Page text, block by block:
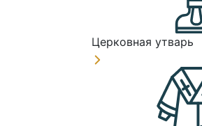
Церковная утварь